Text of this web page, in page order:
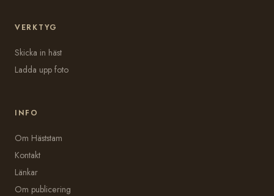
VERKTYG
Skicka in häst
Ladda upp foto
INFO
Om Häststam
Kontakt
Länkar
Om publicering